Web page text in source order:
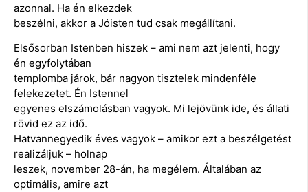
azonnal. Ha én elkezdek
beszélni, akkor a Jóisten tud csak megállítani.
Elsősorban Istenben hiszek – ami nem azt jelenti, hogy
én egyfolytában
templomba járok, bár nagyon tisztelek mindenféle
felekezetet. Én Istennel
egyenes elszámolásban vagyok. Mi lejövünk ide, és állati
rövid ez az idő.
Hatvannegyedik éves vagyok – amikor ezt a beszélgetést
realizáljuk – holnap
leszek, november 28-án, ha megélem. Általában az
optimális, amire azt